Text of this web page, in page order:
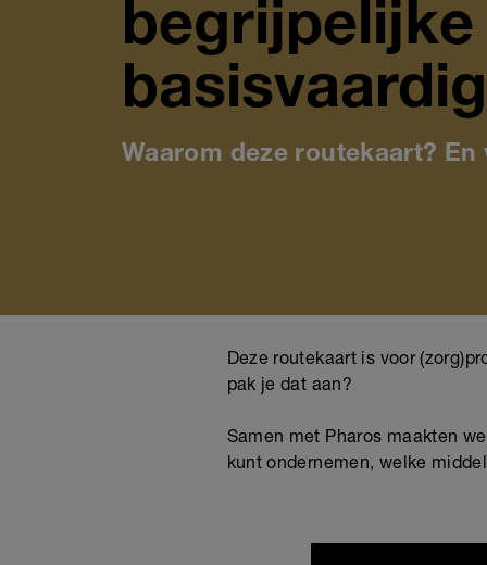
Waarom deze routekaart? En
Deze routekaart is voor
pak je dat aan?
Samen met Pharos maakten
kunt ondernemen, welke